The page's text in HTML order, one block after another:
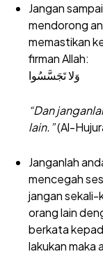
Jangan
mendorong
memastikan
firman Allah:
وَلا تَجَسَّسُوا
“Dan
lain.”(Al-
Janganlah
mencegah
jangan sekali-
orang lain
berkata
lakukan maka